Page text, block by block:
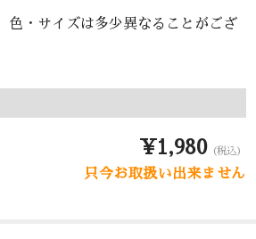
色・サイズは多少異なることがござ
¥1,980（税込）
只今お取扱い出来ません